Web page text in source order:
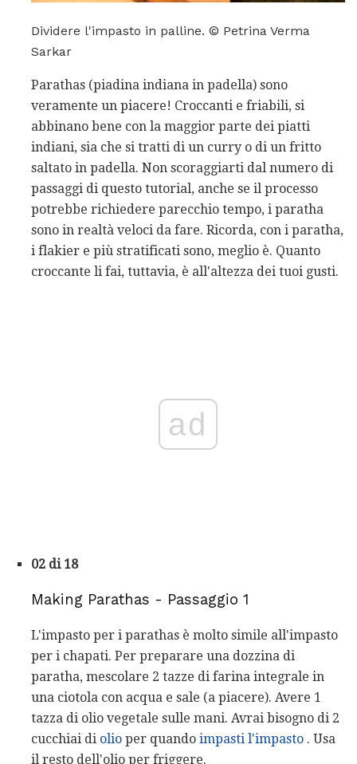
Dividere l'impasto in palline. © Petrina Verma
Sarkar
Parathas (piadina indiana in padella) sono
veramente un piacere! Croccanti e friabili, si
abbinano bene con la maggior parte dei piatti
indiani, sia che si tratti di un curry o di un fritto
saltato in padella. Non scoraggiarti dal numero di
passaggi di questo tutorial, anche se il processo
potrebbe richiedere parecchio tempo, i paratha
sono in realtà veloci da fare. Ricorda, con i paratha,
i flakier e più stratificati sono, meglio è. Quanto
croccante li fai, tuttavia, è all'altezza dei tuoi gusti.
ad
02 di 18
Making Parathas - Passaggio 1
L'impasto per i parathas è molto simile all'impasto
per i chapati. Per preparare una dozzina di
paratha, mescolare 2 tazze di farina integrale in
una ciotola con acqua e sale (a piacere). Avere 1
tazza di olio vegetale sulle mani. Avrai bisogno di 2
cucchiai di olio per quando impasti l'impasto . Usa
il resto dell'olio per friggere.